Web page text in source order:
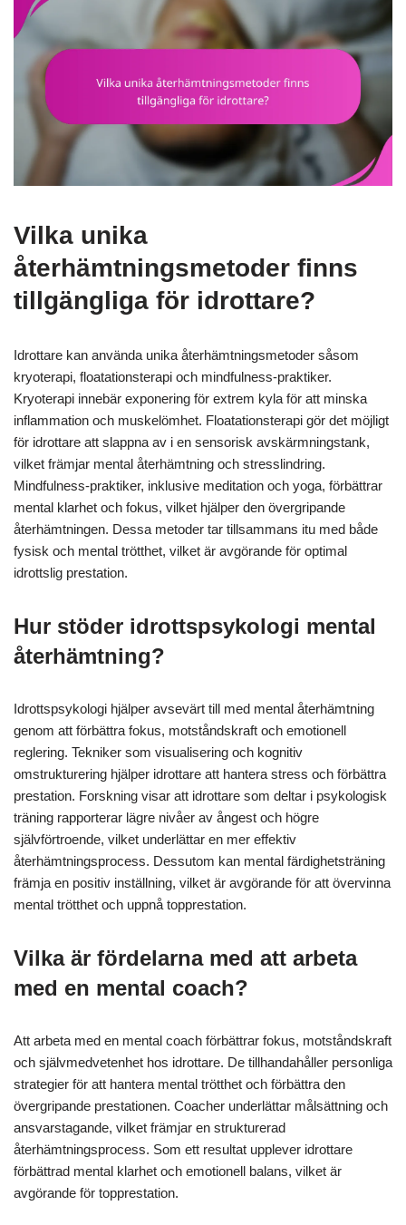
Vilka unika
återhämtningsmetoder finns
tillgängliga för idrottare?
Idrottare kan använda unika återhämtningsmetoder såsom
kryoterapi, floatationsterapi och mindfulness-praktiker.
Kryoterapi innebär exponering för extrem kyla för att minska
inflammation och muskelömhet. Floatationsterapi gör det möjligt
för idrottare att slappna av i en sensorisk avskärmningstank,
vilket främjar mental återhämtning och stresslindring.
Mindfulness-praktiker, inklusive meditation och yoga, förbättrar
mental klarhet och fokus, vilket hjälper den övergripande
återhämtningen. Dessa metoder tar tillsammans itu med både
fysisk och mental trötthet, vilket är avgörande för optimal
idrottslig prestation.
Hur stöder idrottspsykologi mental
återhämtning?
Idrottspsykologi hjälper avsevärt till med mental återhämtning
genom att förbättra fokus, motståndskraft och emotionell
reglering. Tekniker som visualisering och kognitiv
omstrukturering hjälper idrottare att hantera stress och förbättra
prestation. Forskning visar att idrottare som deltar i psykologisk
träning rapporterar lägre nivåer av ångest och högre
självförtroende, vilket underlättar en mer effektiv
återhämtningsprocess. Dessutom kan mental färdighetsträning
främja en positiv inställning, vilket är avgörande för att övervinna
mental trötthet och uppnå topprestation.
Vilka är fördelarna med att arbeta
med en mental coach?
Att arbeta med en mental coach förbättrar fokus, motståndskraft
och självmedvetenhet hos idrottare. De tillhandahåller personliga
strategier för att hantera mental trötthet och förbättra den
övergripande prestationen. Coacher underlättar målsättning och
ansvarstagande, vilket främjar en strukturerad
återhämtningsprocess. Som ett resultat upplever idrottare
förbättrad mental klarhet och emotionell balans, vilket är
avgörande för topprestation.